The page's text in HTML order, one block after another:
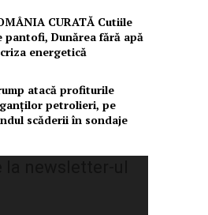
CURATĂ Cutiile
pantofi, Dunărea fără apă
energetică
atacă profiturile
petrolieri, pe
scăderii în sondaje